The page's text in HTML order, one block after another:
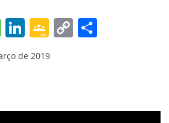
o
m
W
at
A
Li
n
k
dI
G
o
o
e
C
Li ar
de 2019